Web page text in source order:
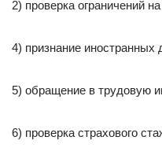
2) проверка ограничений
4) признание иностранных
5) обращение в трудовую
6) проверка страхового